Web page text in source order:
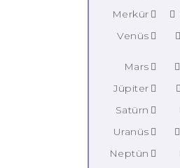
Merkür
Venüs
Mars
Jüpiter
Satürn
Uranüs
Neptün